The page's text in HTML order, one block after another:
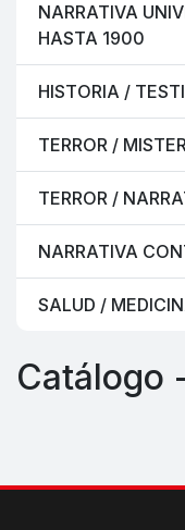
NARRATIVA
HASTA 1900
HISTORIA /
TERROR /
TERROR /
NARRATIVA
SALUD /
Catálogo